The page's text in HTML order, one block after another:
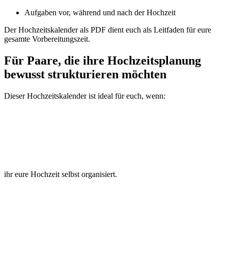
Aufgaben vor, während und nach der Hochzeit
Der Hochzeitskalender als PDF dient euch als Leitfaden für eure
gesamte Vorbereitungszeit.
Für Paare, die ihre Hochzeitsplanung
bewusst strukturieren möchten
Dieser Hochzeitskalender ist ideal für euch, wenn:
ihr eure Hochzeit selbst organisiert.